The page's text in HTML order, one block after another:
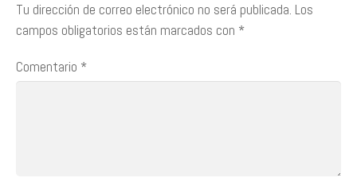
Tu dirección de correo electrónico no será publicada. Los
campos obligatorios están marcados con *
Comentario *